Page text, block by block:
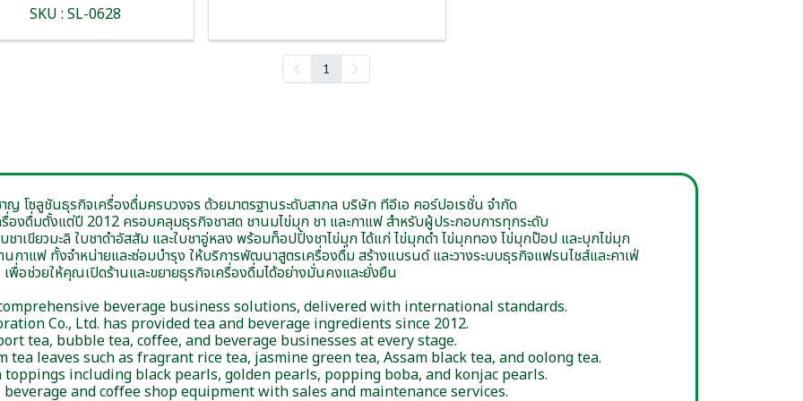
SKU : SL-0628
1
ญ โซลูชันธุรกิจเครื่องดื่มครบวงจร ด้วยมาตรฐานระดับสากล บริษัท ทีอีเอ คอร์ปอเรชั่น จำกัด
รื่องดื่มตั้งแต่ปี 2012 ครอบคลุมธุรกิจชาสด ชานมไข่มุก ชา และกาแฟ สำหรับผู้ประกอบการทุกระดับ
ชาเขียวมะลิ ใบชาดำอัสสัม และใบชาอู่หลง พร้อมท็อปปิ้งชาไข่มุก ได้แก่ ไข่มุกดำ ไข่มุกทอง ไข่มุกป๊อป และบุกไข่มุก
กาแฟ ทั้งจำหน่ายและซ่อมบำรุง ให้บริการพัฒนาสูตรเครื่องดื่ม สร้างแบรนด์ และวางระบบธุรกิจแฟรนไชส์และคาเฟ่
เพื่อช่วยให้คุณเปิดร้านและขยายธุรกิจเครื่องดื่มได้อย่างมั่นคงและยั่งยืน
beverage business solutions, delivered with international standards.
Co., Ltd. has provided tea and beverage ingredients since 2012.
tea, bubble tea, coffee, and beverage businesses at every stage.
leaves such as fragrant rice tea, jasmine green tea, Assam black tea, and oolong tea.
including black pearls, golden pearls, popping boba, and konjac pearls.
and coffee shop equipment with sales and maintenance services.